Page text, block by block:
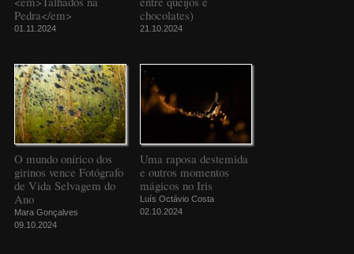
Pedra</em>
01.11.2024
chocolates)
21.10.2024
O mundo onírico dos
girinos vence Fotógrafo
de Vida Selvagem do
Ano
Mara Gonçalves
09.10.2024
Uma raposa destemida
e outros momentos
mágicos no Iris
Luís Octávio Costa
02.10.2024